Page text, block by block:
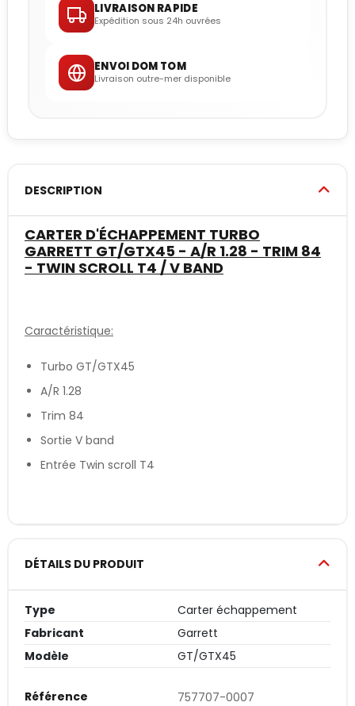
LIVRAISON RAPIDE
Expédition sous 24h ouvrées
ENVOI DOM TOM
Livraison outre-mer disponible
DESCRIPTION
CARTER D'ÉCHAPPEMENT TURBO
GARRETT GT/GTX45 - A/R 1.28 - TRIM 84
- TWIN SCROLL T4 / V BAND
Caractéristique:
Turbo GT/GTX45
A/R 1.28
Trim 84
Sortie V band
Entrée Twin scroll T4
DÉTAILS DU PRODUIT
Type
Carter échappement
Fabricant
Garrett
Modèle
GT/GTX45
Référence 757707-0007